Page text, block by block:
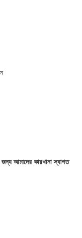
আমাদের কারখানা স্বাগত